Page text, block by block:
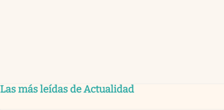
Las más leídas de Actualidad